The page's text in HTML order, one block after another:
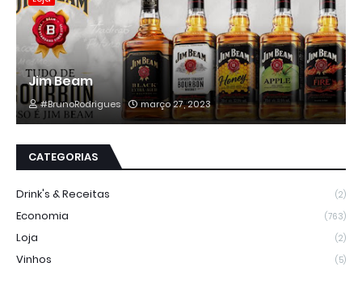
Jim Beam
#BrunoRodrigues março 27, 2023
CATEGORIAS
Drink's & Receitas (2)
Economia (763)
Loja (2)
Vinhos (5)